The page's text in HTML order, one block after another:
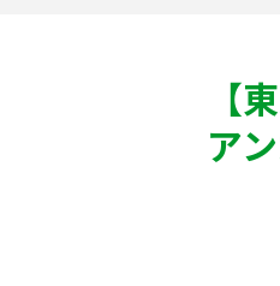
【
ア